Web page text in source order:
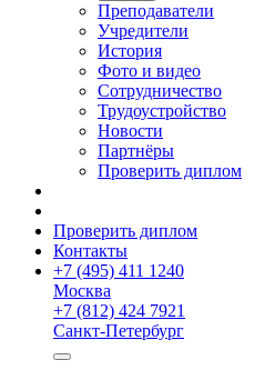
Преподаватели
Учредители
История
Фото и видео
Сотрудничество
Трудоустройство
Новости
Партнёры
Проверить диплом
Проверить диплом
Контакты
+7 (495) 411 1240
Москва
+7 (812) 424 7921
Санкт-Петербург